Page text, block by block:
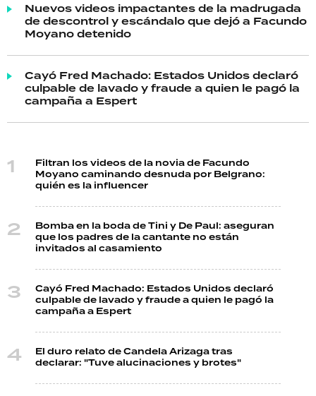
Nuevos videos impactantes de la madrugada
de descontrol y escándalo que dejó a Facundo
Moyano detenido
Cayó Fred Machado: Estados Unidos declaró
culpable de lavado y fraude a quien le pagó la
campaña a Espert
Filtran los videos de la novia de Facundo
Moyano caminando desnuda por Belgrano:
quién es la influencer
Bomba en la boda de Tini y De Paul: aseguran
que los padres de la cantante no están
invitados al casamiento
Cayó Fred Machado: Estados Unidos declaró
culpable de lavado y fraude a quien le pagó la
campaña a Espert
El duro relato de Candela Arizaga tras
declarar: "Tuve alucinaciones y brotes"